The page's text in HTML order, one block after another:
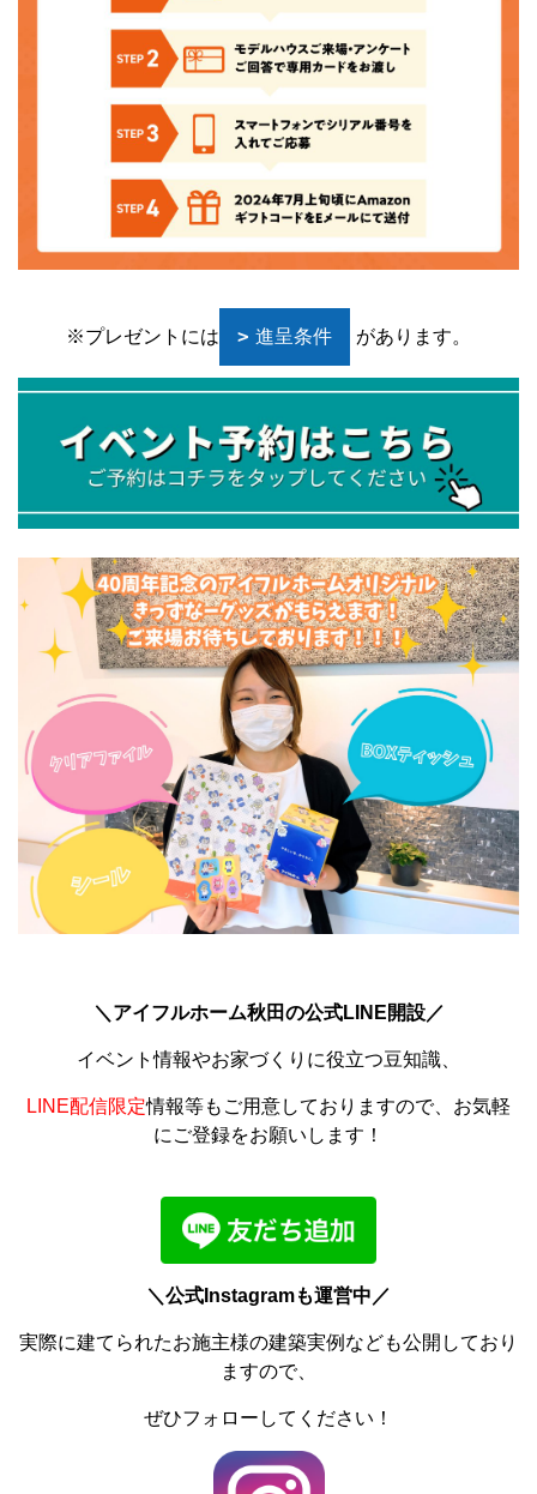
※プレゼントには 進呈条件 があります。
＼アイフルホーム秋田の公式LINE開設／
イベント情報やお家づくりに役立つ豆知識、
LINE配信限定情報等もご用意しておりますので、お気軽
にご登録をお願いします！
＼公式Instagramも運営中／
実際に建てられたお施主様の建築実例なども公開しており
ますので、
ぜひフォローしてください！